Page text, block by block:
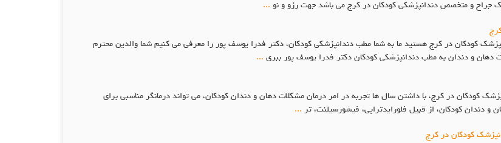
جراح و متخصص دندانپزشکی کودکان در کرج می باشد جهت رزو و نو ...
کودکان در کرج هستید ما به شما مطب دندانپزشکی کودکان، دکتر فدرا یوسف پور را معرفی می کنیم شما والدین محترم
دهان و دندان به مطب دندانپزشکی کودکان دکتر فدرا یوسف پور ببری ...
کودکان در کرج، با داشتن سال ها تجربه در امر درمان مشکلات دهان و دندان کودکان، می تواند درمانگر مناسبی برای
دندان کودکان، از قبیل فلورایدتراپی، فیشورسیلنت، تر ...
کودکان در کرج